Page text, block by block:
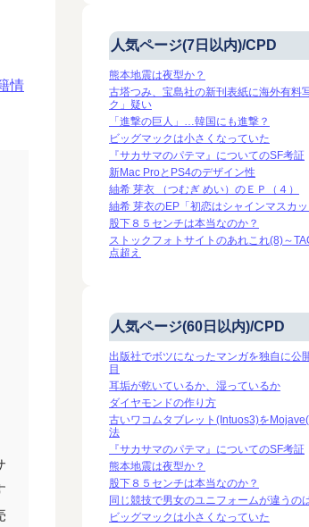
情
人気ページ(7日以内)/CPD
熊本地震は夜型か？
古塔つみ、宝島社の新刊表紙に海外有料
ク」疑い
「進撃の巨人」…韓国にも進撃？
ビッグマックは小さくなっていた
『サカサマのパテマ』についてのSF考証
新Mac ProとPS4のデザイン性
紬希 芽衣 （つむぎ めい）のＥＰ（４）
紬希 芽衣のEP「初恋はシャインマスカ
股下８５センチは本当なのか？
ストックフォトサイトのあれこれ(8)～
点超え
人気ページ(60日以内)/CPD
出版社でボツになったマンガを独自に公
目
耳垢が乾いているか、湿っているか
ダイヤモンドの作り方
古いワコムタブレット(Intuos3)を
法
『サカサマのパテマ』についてのSF考証
熊本地震は夜型か？
股下８５センチは本当なのか？
同じ競技で男女のユニフォームが違うの
ビッグマックは小さくなっていた